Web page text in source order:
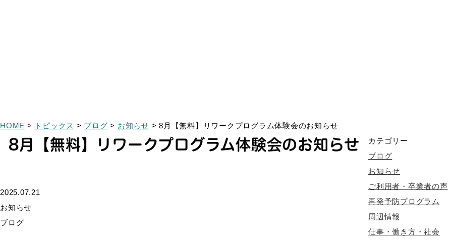
HOME > トピックス > ブログ > お知らせ > 8月【無料】リワークプログラム体験会のお知らせ
8月【無料】リワークプログラム体験会のお知らせ
2025.07.21
お知らせ
ブログ
カテゴリー
ブログ
お知らせ
ご利用者・卒業者の声
再発予防プログラム
周辺情報
仕事・働き方・社会